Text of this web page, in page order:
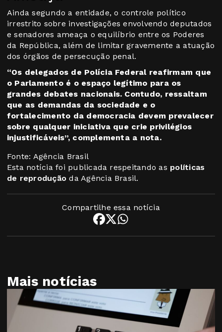
Ainda segundo a entidade, o controle político
irrestrito sobre investigações envolvendo deputados
e senadores ameaça o equilíbrio entre os Poderes
da República, além de limitar gravemente a atuação
dos órgãos de persecução penal.
“Os delegados de Polícia Federal reafirmam que
o Parlamento é o espaço legítimo para os
grandes debates nacionais. Contudo, ressaltam
que as demandas da sociedade e o
fortalecimento da democracia devem prevalecer
sobre qualquer iniciativa que crie privilégios
injustificáveis”, complementa a nota.
Fonte: Agência Brasil
Esta notícia foi publicada respeitando as políticas
de reprodução da Agência Brasil.
Compartilhe essa notícia
Mais notícias